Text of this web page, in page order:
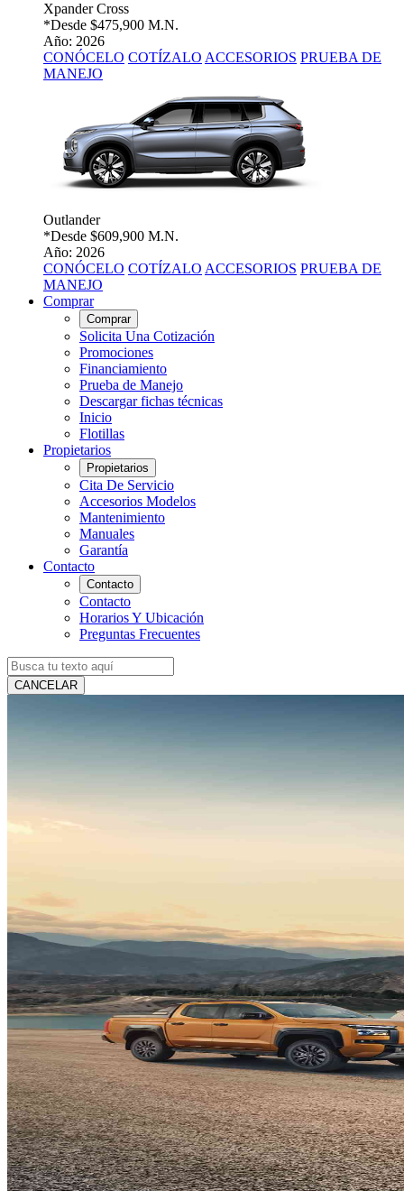
Xpander Cross
*Desde $475,900 M.N.
Año: 2026
CONÓCELO COTÍZALO ACCESORIOS PRUEBA DE
MANEJO
Outlander
*Desde $609,900 M.N.
Año: 2026
CONÓCELO COTÍZALO ACCESORIOS PRUEBA DE
MANEJO
Comprar
Comprar
Solicita Una Cotización
Promociones
Financiamiento
Prueba de Manejo
Descargar fichas técnicas
Inicio
Flotillas
Propietarios
Propietarios
Cita De Servicio
Accesorios Modelos
Mantenimiento
Manuales
Garantía
Contacto
Contacto
Contacto
Horarios Y Ubicación
Preguntas Frecuentes
CANCELAR